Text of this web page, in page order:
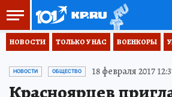
НОВОСТИ ТОЛЬКО У НАС ВОЕНКОРЫ
НОВОСТИ ОБЩЕСТВО 18 февраля 2017
Красноярцев